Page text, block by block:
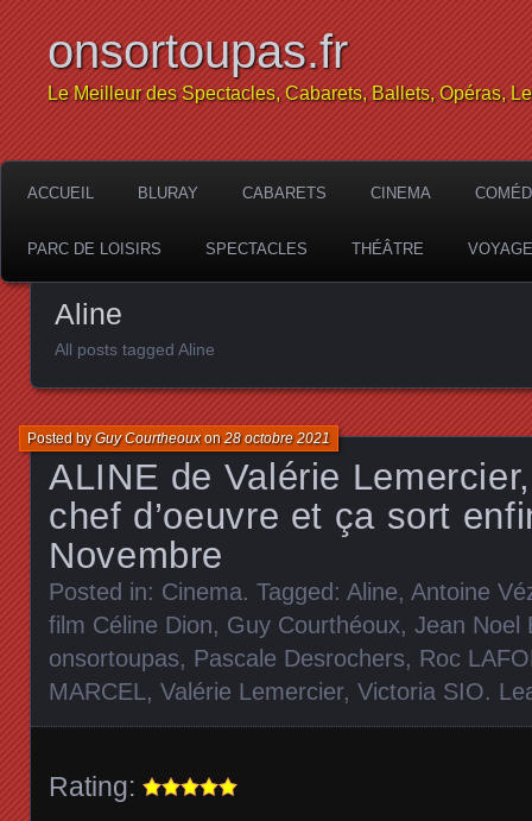
onsortoupas.fr
Le Meilleur des Spectacles, Cabarets, Ballets, Opéras,
ACCUEIL BLURAY CABARETS CINEMA
PARC DE LOISIRS SPECTACLES THÉÂTRE
Aline
All posts tagged Aline
ALINE de Valérie
chef d’oeuvre et ça sort
Novembre
Posted byGuy Courtheouxon28 octobre 2021
Posted in: Cinema. Tagged: Aline, Antoine
film Céline Dion, Guy Courthéoux, Jean Noel
onsortoupas, Pascale Desrochers, Roc
MARCEL, Valérie Lemercier, Victoria SIO.
Rating: